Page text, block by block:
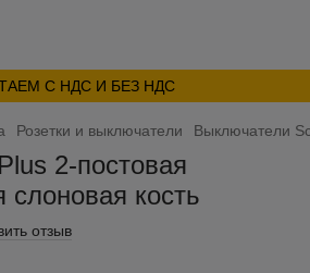
С НДС И БЕЗ НДС
Розетки и выключатели Выключатели
2-постовая
слоновая кость
отзыв